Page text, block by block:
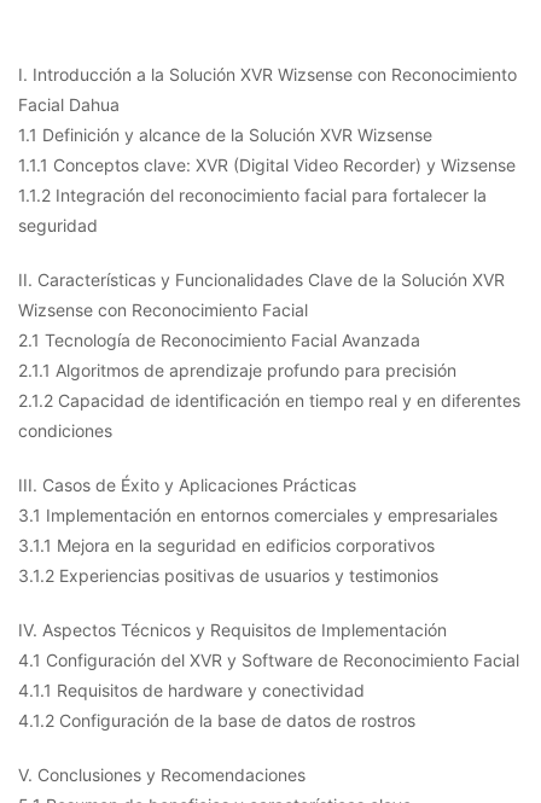
I. Introducción a la Solución XVR Wizsense con Reconocimiento
Facial Dahua
1.1 Definición y alcance de la Solución XVR Wizsense
1.1.1 Conceptos clave: XVR (Digital Video Recorder) y Wizsense
1.1.2 Integración del reconocimiento facial para fortalecer la
seguridad
II. Características y Funcionalidades Clave de la Solución XVR
Wizsense con Reconocimiento Facial
2.1 Tecnología de Reconocimiento Facial Avanzada
2.1.1 Algoritmos de aprendizaje profundo para precisión
2.1.2 Capacidad de identificación en tiempo real y en diferentes
condiciones
III. Casos de Éxito y Aplicaciones Prácticas
3.1 Implementación en entornos comerciales y empresariales
3.1.1 Mejora en la seguridad en edificios corporativos
3.1.2 Experiencias positivas de usuarios y testimonios
IV. Aspectos Técnicos y Requisitos de Implementación
4.1 Configuración del XVR y Software de Reconocimiento Facial
4.1.1 Requisitos de hardware y conectividad
4.1.2 Configuración de la base de datos de rostros
V. Conclusiones y Recomendaciones